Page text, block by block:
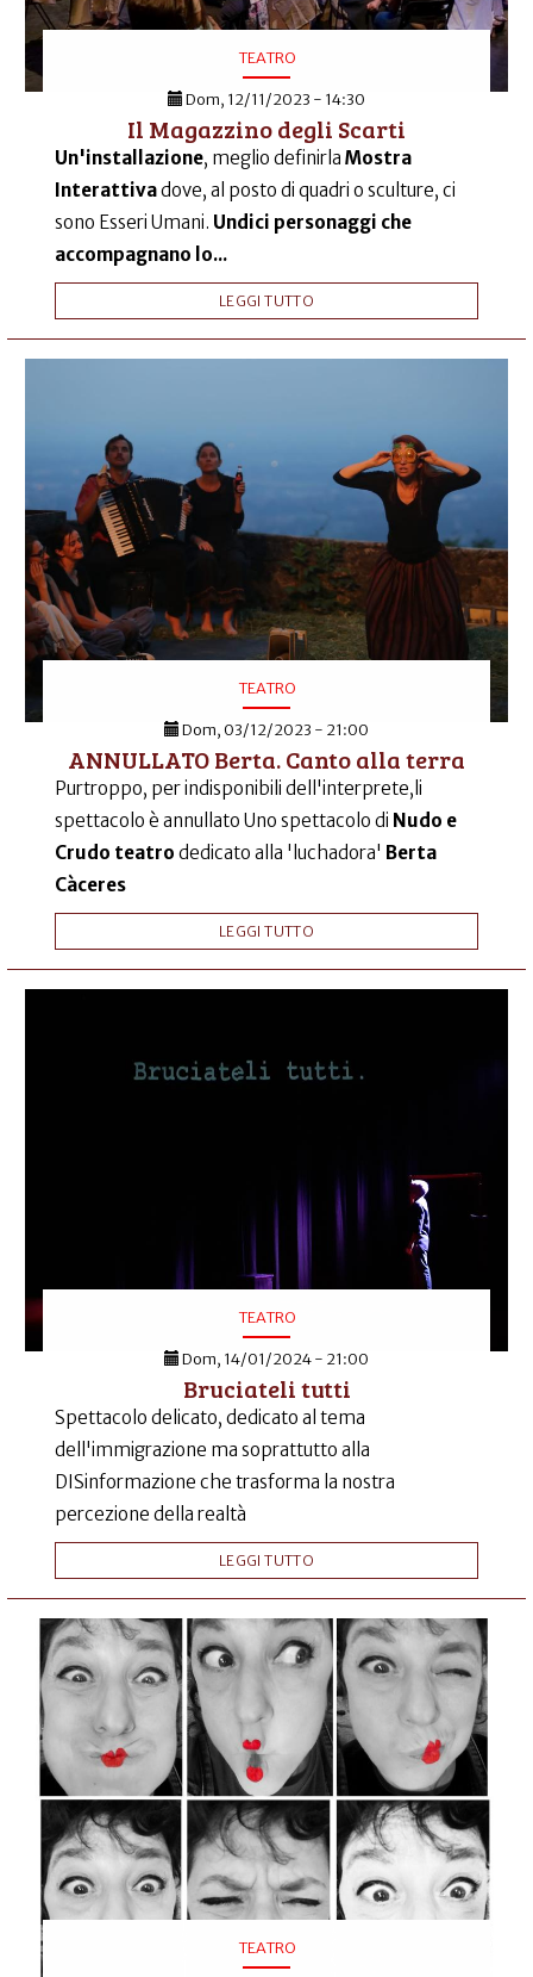
TEATRO
Dom, 12/11/2023 - 14:30
Il Magazzino degli Scarti
Un'installazione, meglio definirla Mostra
Interattivadove, al posto di quadri o sculture, ci
sono Esseri Umani. Undici personaggi che
accompagnano lo...
LEGGI TUTTO
TEATRO
Dom, 03/12/2023 - 21:00
ANNULLATO Berta. Canto alla terra
Purtroppo, per indisponibili dell'interprete,li
spettacolo è annullato Uno spettacolo di Nudo e
Crudo teatro dedicato alla 'luchadora' Berta
Càceres
LEGGI TUTTO
TEATRO
Dom, 14/01/2024 - 21:00
Bruciateli tutti
Spettacolo delicato, dedicato al tema
dell'immigrazione ma soprattutto alla
DISinformazione che trasforma la nostra
percezione della realtà
LEGGI TUTTO
TEATRO